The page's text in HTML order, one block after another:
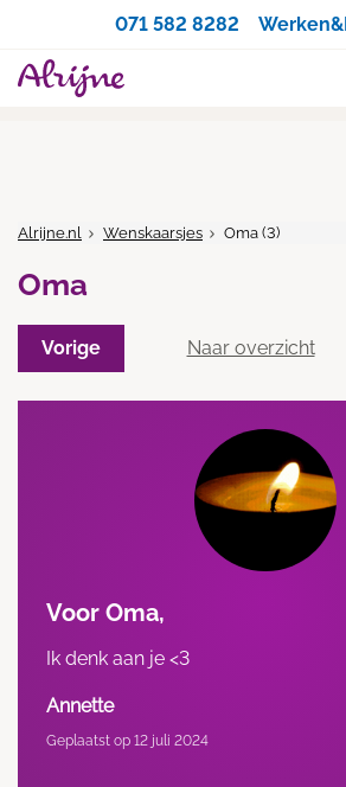
071 582 8282
Alrijne.nl Wenskaarsjes Oma (3)
Oma
Vorige Naar overzicht
Voor Oma,
Ik denk aan je <3
Annette
Geplaatst op 12 juli 2024